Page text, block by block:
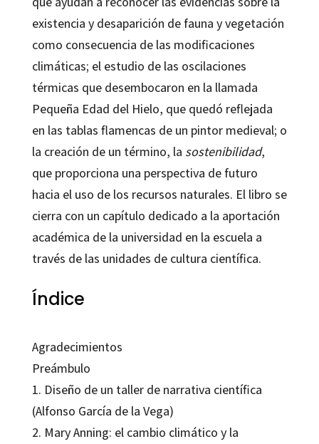
existencia y desaparición de fauna y vegetación
como consecuencia de las modificaciones
climáticas; el estudio de las oscilaciones
térmicas que desembocaron en la llamada
Pequeña Edad del Hielo, que quedó reflejada
en las tablas flamencas de un pintor medieval; o
la creación de un término, la sostenibilidad,
que proporciona una perspectiva de futuro
hacia el uso de los recursos naturales. El libro se
cierra con un capítulo dedicado a la aportación
académica de la universidad en la escuela a
través de las unidades de cultura científica.
Índice
Agradecimientos
Preámbulo
1. Diseño de un taller de narrativa científica
(Alfonso García de la Vega)
2. Mary Anning: el cambio climático y la